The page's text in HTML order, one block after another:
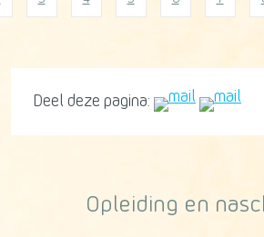
Deel deze pagina:
Opleiding en